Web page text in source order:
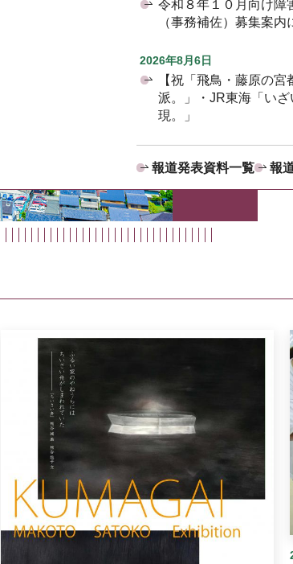
令和８年１０月向け障
（事務補佐）募集案内
2026年8月6日
【祝「飛鳥・藤原の
派。」・JR東海「い
現。」
報道発表資料一覧 報